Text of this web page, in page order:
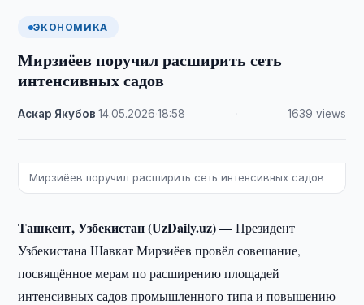
ЭКОНОМИКА
Мирзиёев поручил расширить сеть
интенсивных садов
Аскар Якубов ·14.05.2026 ·18:58 1639 views
Мирзиёев поручил расширить сеть интенсивных садов
Ташкент, Узбекистан (UzDaily.uz) —Президент
Узбекистана Шавкат Мирзиёев провёл совещание,
посвящённое мерам по расширению площадей
интенсивных садов промышленного типа и повышению